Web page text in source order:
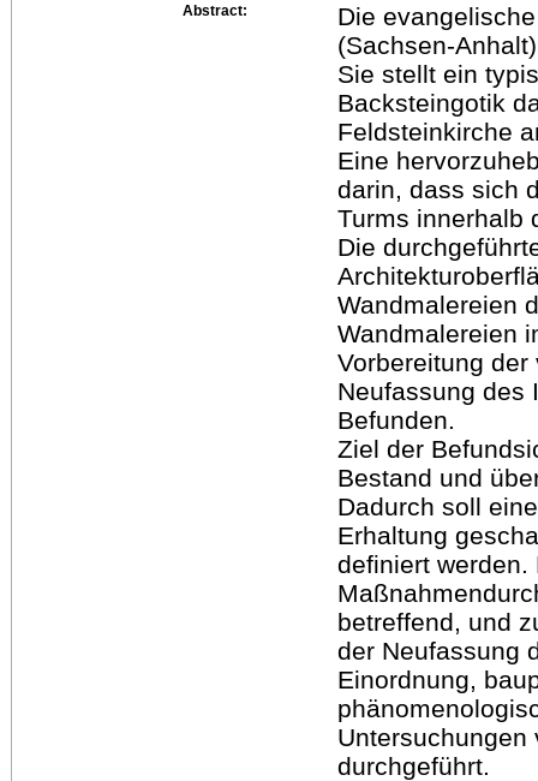
Abstract:
Die
(Sachsen-
Sie stellt ein
Backsteingotik
Feldsteinkirche
Eine
darin, dass sich
Turms innerhalb
Die
Wandmalereien
Wandmalereien
Vorbereitung
Neufassung des
Befunden.
Ziel der
Bestand und
Dadurch soll
Erhaltung
definiert werden.
betreffend, und
der Neufassung
Einordnung,
Untersuchungen
durchgeführt.